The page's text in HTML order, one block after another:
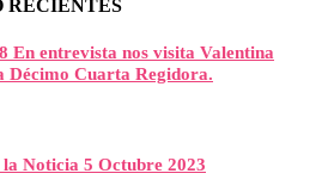
RECIENTES
En entrevista nos visita Valentina
Décimo Cuarta Regidora.
Noticia 5 Octubre 2023